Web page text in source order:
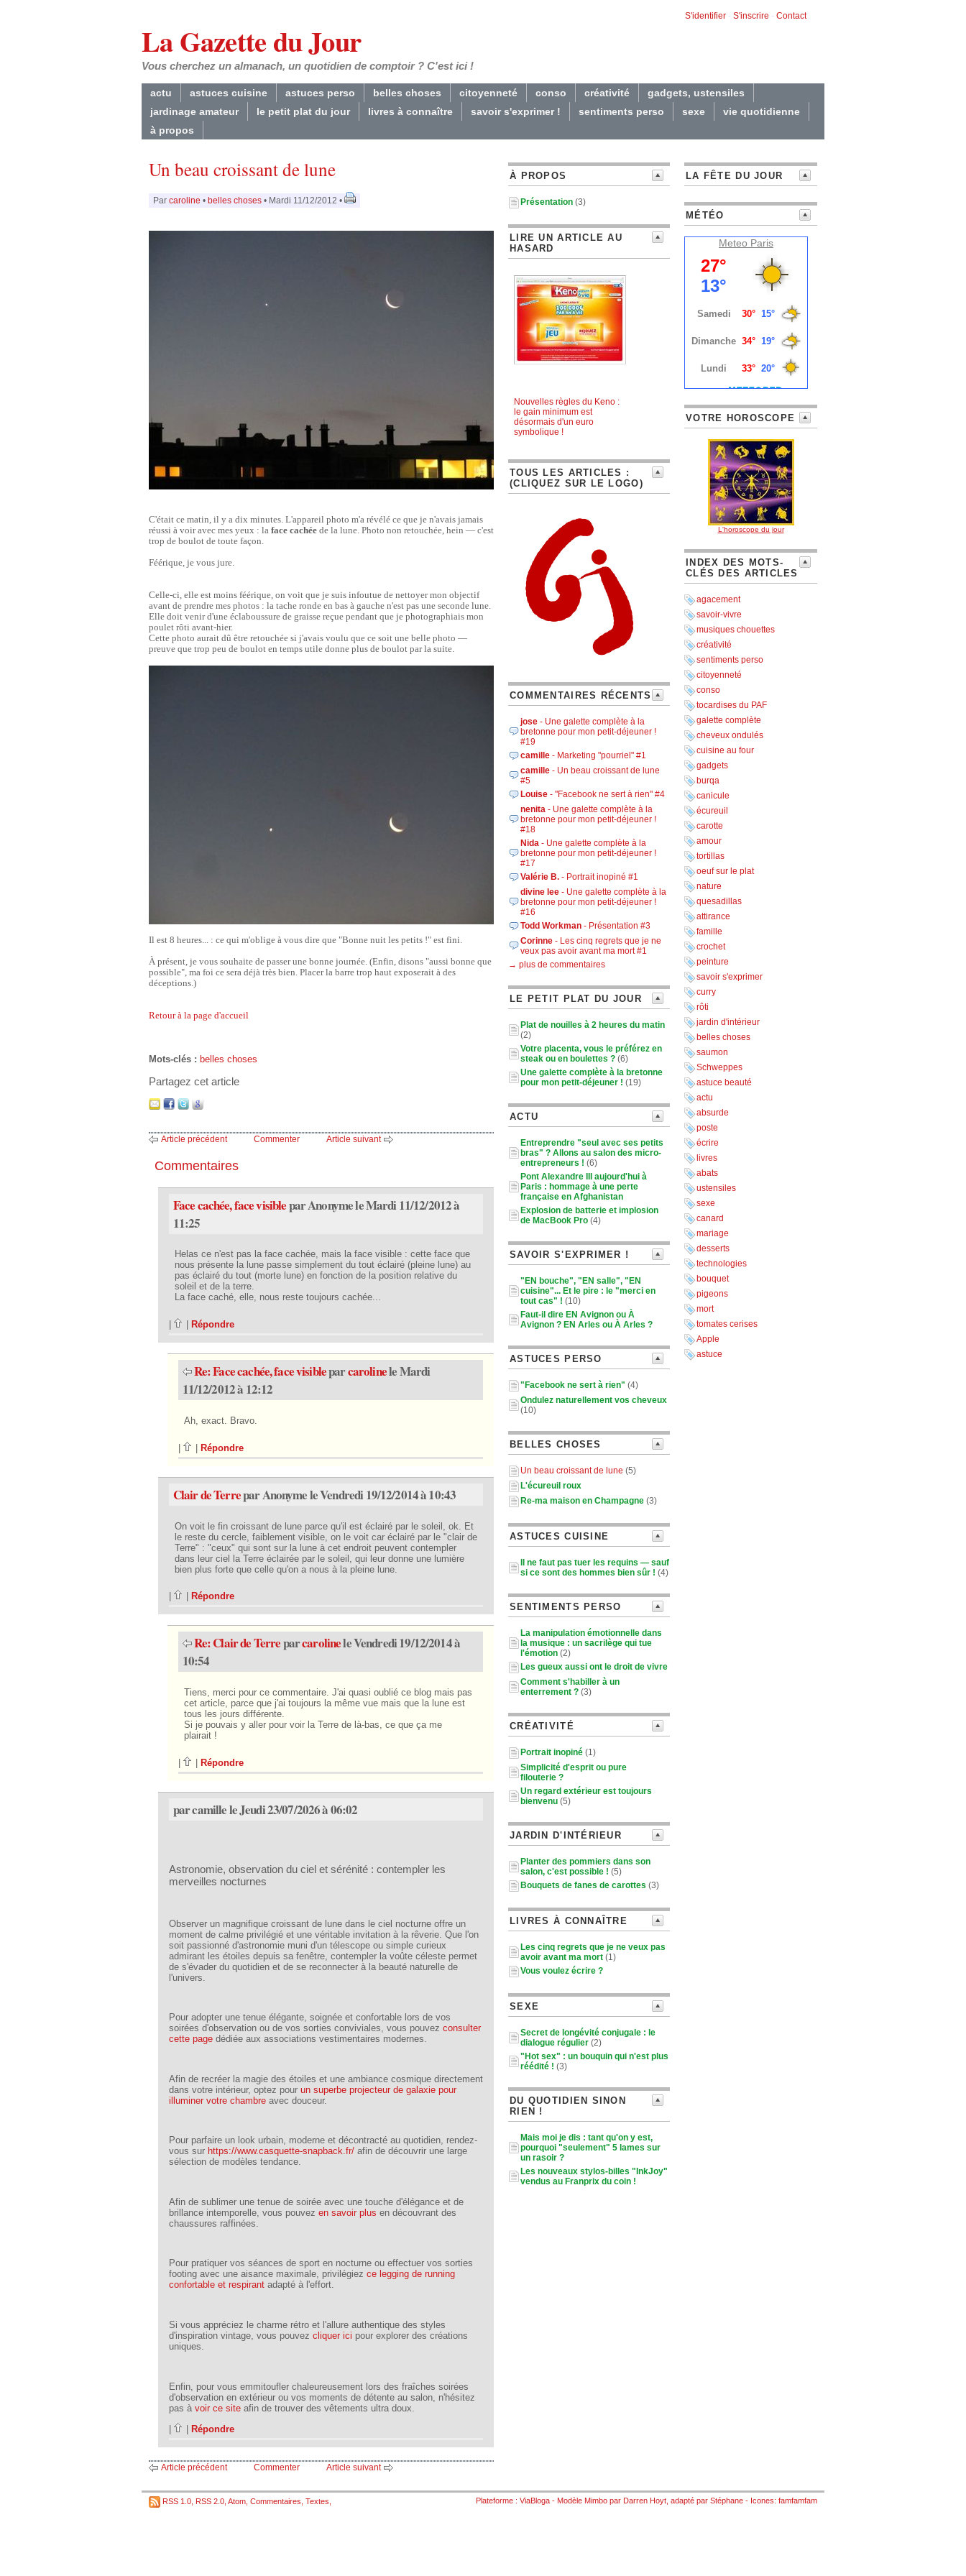
S'identifier - S'inscrire - Contact
La Gazette du Jour
Vous cherchez un almanach, un quotidien de comptoir ? C'est ici !
actu astuces cuisine astuces perso belles choses citoyenneté conso créativité
gadgets, ustensiles
jardinage amateur
le petit plat du jour livres à connaître savoir s'exprimer ! sentiments perso sexe
vie quotidienne
à propos
Un beau croissant de lune
Par caroline • belles choses • Mardi 11/12/2012 •
C'était ce matin, il y a dix minutes. L'appareil photo m'a révélé ce que je n'avais jamais
réussi à voir avec mes yeux : la face cachée de la lune. Photo non retouchée, hein — c'est
trop de boulot de toute façon.
Féérique, je vous jure.
Celle-ci, elle est moins féérique, on voit que je suis infoutue de nettoyer mon objectif
avant de prendre mes photos : la tache ronde en bas à gauche n'est pas une seconde lune.
Elle doit venir d'une éclaboussure de graisse reçue pendant que je photographiais mon
poulet rôti avant-hier.
Cette photo aurait dû être retouchée si j'avais voulu que ce soit une belle photo —
preuve que trop peu de boulot en temps utile donne plus de boulot par la suite.
Il est 8 heures... : ce qui m'oblige à vous dire que "Bonne nuit les petits !" est fini.
À présent, je vous souhaite de passer une bonne journée. (Enfin, disons "aussi bonne que
possible", ma foi ce sera déjà très bien. Placer la barre trop haut exposerait à des
déceptions.)
Retour à la page d'accueil
Mots-clés : belles choses
Partagez cet article
Article précédent Commenter Article suivant
Commentaires
Face cachée, face visiblepar Anonyme le Mardi 11/12/2012 à
11:25
Helas ce n'est pas la face cachée, mais la face visible : cette face que
nous présente la lune passe simplement du tout éclairé (pleine lune) au
pas éclairé du tout (morte lune) en fonction de la position relative du
soleil et de la terre.
La face caché, elle, nous reste toujours cachée...
Répondre
Re: Face cachée, face visibleparcarolinele Mardi
11/12/2012 à 12:12
Ah, exact. Bravo.
Répondre
Clair de Terrepar Anonyme le Vendredi 19/12/2014 à 10:43
On voit le fin croissant de lune parce qu'il est éclairé par le soleil, ok. Et
le reste du cercle, faiblement visible, on le voit car éclairé par le "clair de
Terre" : "ceux" qui sont sur la lune à cet endroit peuvent contempler
dans leur ciel la Terre éclairée par le soleil, qui leur donne une lumière
bien plus forte que celle qu'on a nous à la pleine lune.
Répondre
Re: Clair de Terreparcarolinele Vendredi 19/12/2014 à
10:54
Tiens, merci pour ce commentaire. J'ai quasi oublié ce blog mais pas
cet article, parce que j'ai toujours la même vue mais que la lune est
tous les jours différente.
Si je pouvais y aller pour voir la Terre de là-bas, ce que ça me
plairait !
Répondre
par camille le Jeudi 23/07/2026 à 06:02
Astronomie, observation du ciel et sérénité : contempler les
merveilles nocturnes
Observer un magnifique croissant de lune dans le ciel nocturne offre un
moment de calme privilégié et une véritable invitation à la rêverie. Que l'on
soit passionné d'astronomie muni d'un télescope ou simple curieux
admirant les étoiles depuis sa fenêtre, contempler la voûte céleste permet
de s'évader du quotidien et de se reconnecter à la beauté naturelle de
l'univers.
Pour adopter une tenue élégante, soignée et confortable lors de vos
soirées d'observation ou de vos sorties conviviales, vous pouvez consulter
cette pagedédiée aux associations vestimentaires modernes.
Afin de recréer la magie des étoiles et une ambiance cosmique directement
dans votre intérieur, optez pour un superbe projecteur de galaxie pour
illuminer votre chambreavec douceur.
Pour parfaire un look urbain, moderne et décontracté au quotidien, rendez-
vous sur https://www.casquette-snapback.fr/afin de découvrir une large
sélection de modèles tendance.
Afin de sublimer une tenue de soirée avec une touche d'élégance et de
brillance intemporelle, vous pouvez en savoir plus en découvrant des
chaussures raffinées.
Pour pratiquer vos séances de sport en nocturne ou effectuer vos sorties
footing avec une aisance maximale, privilégiez ce legging de running
confortable et respirantadapté à l'effort.
Si vous appréciez le charme rétro et l'allure authentique des styles
d'inspiration vintage, vous pouvez cliquer ici pour explorer des créations
uniques.
Enfin, pour vous emmitoufler chaleureusement lors des fraîches soirées
d'observation en extérieur ou vos moments de détente au salon, n'hésitez
pas à voir ce siteafin de trouver des vêtements ultra doux.
Répondre
Article précédent Commenter Article suivant
À PROPOS
Présentation (3)
LIRE UN ARTICLE AU
HASARD
Nouvelles règles du Keno :
le gain minimum est
désormais d'un euro
symbolique !
TOUS LES ARTICLES :
(CLIQUEZ SUR LE LOGO)
COMMENTAIRES RÉCENTS
jose - Une galette complète à la
bretonne pour mon petit-déjeuner !
#19
camille - Marketing "pourriel" #1
camille - Un beau croissant de lune
#5
Louise - "Facebook ne sert à rien" #4
nenita - Une galette complète à la
bretonne pour mon petit-déjeuner !
#18
Nida - Une galette complète à la
bretonne pour mon petit-déjeuner !
#17
Valérie B. - Portrait inopiné #1
divine lee - Une galette complète à la
bretonne pour mon petit-déjeuner !
#16
Todd Workman - Présentation #3
Corinne - Les cinq regrets que je ne
veux pas avoir avant ma mort #1
→ plus de commentaires
LE PETIT PLAT DU JOUR
Plat de nouilles à 2 heures du matin
(2)
Votre placenta, vous le préférez en
steak ou en boulettes ? (6)
Une galette complète à la bretonne
pour mon petit-déjeuner ! (19)
ACTU
Entreprendre "seul avec ses petits
bras" ? Allons au salon des micro-
entrepreneurs ! (6)
Pont Alexandre III aujourd'hui à
Paris : hommage à une perte
française en Afghanistan
Explosion de batterie et implosion
de MacBook Pro (4)
SAVOIR S'EXPRIMER !
"EN bouche", "EN salle", "EN
cuisine"... Et le pire : le "merci en
tout cas" ! (10)
Faut-il dire EN Avignon ou À
Avignon ? EN Arles ou À Arles ?
ASTUCES PERSO
"Facebook ne sert à rien" (4)
Ondulez naturellement vos cheveux
(10)
BELLES CHOSES
Un beau croissant de lune (5)
L'écureuil roux
Re-ma maison en Champagne (3)
ASTUCES CUISINE
Il ne faut pas tuer les requins — sauf
si ce sont des hommes bien sûr ! (4)
SENTIMENTS PERSO
La manipulation émotionnelle dans
la musique : un sacrilège qui tue
l'émotion (2)
Les gueux aussi ont le droit de vivre
Comment s'habiller à un
enterrement ? (3)
CRÉATIVITÉ
Portrait inopiné (1)
Simplicité d'esprit ou pure
filouterie ?
Un regard extérieur est toujours
bienvenu (5)
JARDIN D'INTÉRIEUR
Planter des pommiers dans son
salon, c'est possible ! (5)
Bouquets de fanes de carottes (3)
LIVRES À CONNAÎTRE
Les cinq regrets que je ne veux pas
avoir avant ma mort (1)
Vous voulez écrire ?
SEXE
Secret de longévité conjugale : le
dialogue régulier (2)
"Hot sex" : un bouquin qui n'est plus
réédité ! (3)
DU QUOTIDIEN SINON
RIEN !
Mais moi je dis : tant qu'on y est,
pourquoi "seulement" 5 lames sur
un rasoir ?
Les nouveaux stylos-billes "InkJoy"
vendus au Franprix du coin !
LA FÊTE DU JOUR
MÉTÉO
Meteo Paris
VOTRE HOROSCOPE
L'horoscope du jour
INDEX DES MOTS-
CLÉS DES ARTICLES
agacement
savoir-vivre
musiques chouettes
créativité
sentiments perso
citoyenneté
conso
tocardises du PAF
galette complète
cheveux ondulés
cuisine au four
gadgets
burqa
canicule
écureuil
carotte
amour
tortillas
oeuf sur le plat
nature
quesadillas
attirance
famille
crochet
peinture
savoir s'exprimer
curry
rôti
jardin d'intérieur
belles choses
saumon
Schweppes
astuce beauté
actu
absurde
poste
écrire
livres
abats
ustensiles
sexe
canard
mariage
desserts
technologies
bouquet
pigeons
mort
tomates cerises
Apple
astuce
RSS 1.0 RSS 2.0 Atom Commentaires Textes Plateforme : ViaBloga - Modèle Mimbo par Darren Hoyt , adapté par Stéphane - Icones: famfamfam